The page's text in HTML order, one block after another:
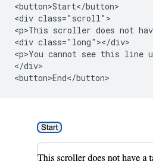
<button>Start</button>
<div class="scroll">
<p>This scroller does not
<div class="long"></div>
<p>You cannot see this line
</div>